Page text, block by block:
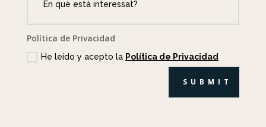
Política de Privacidad
He leído y acepto la Política de Privacidad
SUBMIT